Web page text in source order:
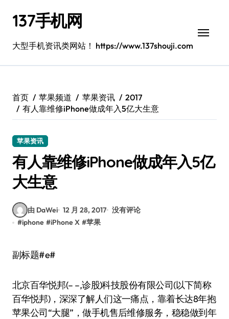
137手机网
大型手机资讯类网站！ https://www.137shouji.com
首页 苹果频道 苹果资讯
2017
有人靠维修iPhone做成年入5亿大生意
苹果资讯
有人靠维修iPhone做成年入5亿
大生意
由 DaWei 12 月 28, 2017 没有评论
#iphone #iPhone X #苹果
副标题#e#
北京百华悦邦(– –,诊股)科技股份有限公司(以下简称
百华悦邦)，深深了解人们这一痛点，靠着长达8年抱
苹果公司“大腿”，做手机售后维修服务，稳稳做到年